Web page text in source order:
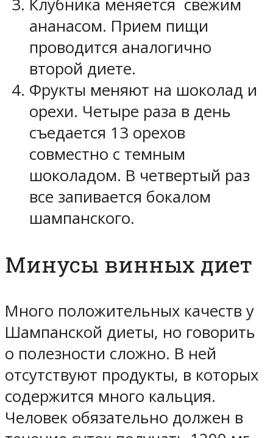
Клубника меняется свежим
ананасом. Прием пищи
проводится аналогично
второй диете.
Фрукты меняют на шоколад и
орехи. Четыре раза в день
съедается 13 орехов
совместно с темным
шоколадом. В четвертый раз
все запивается бокалом
шампанского.
Минусы винных диет
Много положительных качеств у
Шампанской диеты, но говорить
о полезности сложно. В ней
отсутствуют продукты, в которых
содержится много кальция.
Человек обязательно должен в